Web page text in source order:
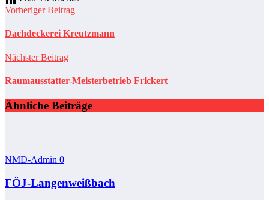
Vorheriger Beitrag
Dachdeckerei Kreutzmann
Nächster Beitrag
Raumausstatter-Meisterbetrieb Frickert
Ähnliche Beiträge
NMD-Admin 0
FÖJ-Langenweißbach